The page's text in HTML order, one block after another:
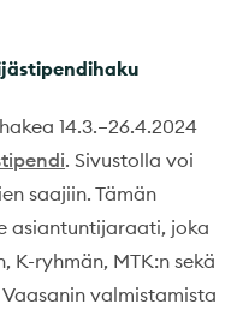
14.3.–26.4.2024
. Sivustolla voi
saajiin. Tämän
asiantuntijaraati, joka
K-ryhmän, MTK:n sekä
valmistamista